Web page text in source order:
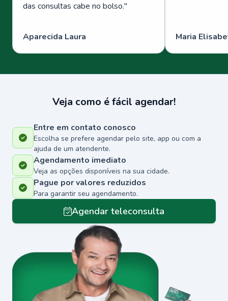
das consultas cabe no bolso."
Aparecida Laura Maria
Veja como é fácil agendar!
Entre em contato conosco
Escolha se prefere agendar pelo site, app ou com a
ajuda de um atendente.
Agendamento imediato
Veja as opções disponíveis na sua cidade.
Pague por valores reduzidos
Para garantir seu agendamento.
Agendar teleconsulta